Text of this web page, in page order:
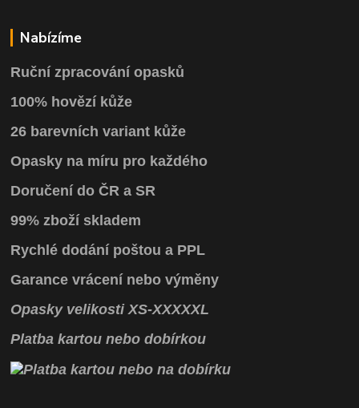
Nabízíme
Ruční zpracování opasků
100% hovězí kůže
26 barevních variant kůže
Opasky na míru pro každého
Doručení do ČR a SR
99% zboží skladem
Rychlé dodání poštou a PPL
Garance vrácenínebo výměny
OpaskyvelikostiXS-XXXXXL
Platba kartou nebo dobírkou